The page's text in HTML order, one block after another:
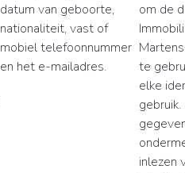
datum van geboorte,
nationaliteit, vast of
mobiel telefoonnummer
en het e-mailadres.
om de
te
elke
inlezen